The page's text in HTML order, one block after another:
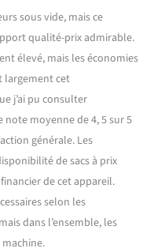
abondants :
à sceller
avec notre
de mise sous
recevez 30 sacs
pour répondre à
de
des aliments,
1 ruban
température,
de remplissage et 1
d'huile de pompe
maintenir le
normal de
sous vide, mais ce
qualité-prix admirable.
élevé, mais les économies
largement cet
j’ai pu consulter
moyenne de 4, 5 sur 5
générale. Les
de sacs à prix
de cet appareil.
selon les
dans l’ensemble, les